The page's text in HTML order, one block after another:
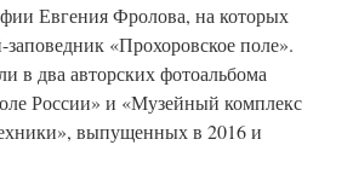
Евгения Фролова, на которых
заповедник «Прохоровское поле».
в два авторских фотоальбома
России» и «Музейный комплекс
выпущенных в 2016 и